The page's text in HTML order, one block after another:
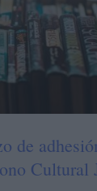
de
Cultural